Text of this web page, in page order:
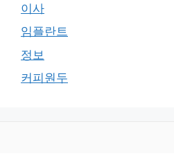
이사
임플란트
정보
커피원두